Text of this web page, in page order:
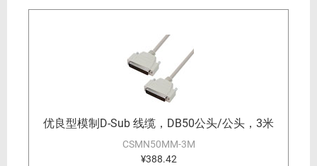
优良型模制D-Sub 线缆，DB50公头/公头，3米
CSMN50MM-3M
¥388.42